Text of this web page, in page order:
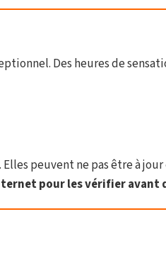
Des heures de
peuvent ne pas être à
pour les vérifier avant